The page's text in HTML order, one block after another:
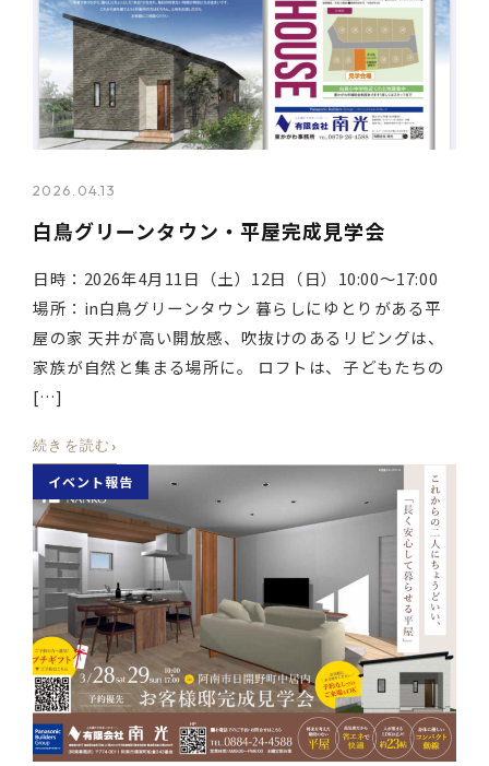
2026.04.13
白鳥グリーンタウン・平屋完成見学会
日時：2026年4月11日（土）12日（日）10:00～17:00
場所：in白鳥グリーンタウン 暮らしにゆとりがある平
屋の家 天井が高い開放感、吹抜けのあるリビングは、
家族が自然と集まる場所に。 ロフトは、子どもたちの
[…]
続きを読む ›
イベント報告